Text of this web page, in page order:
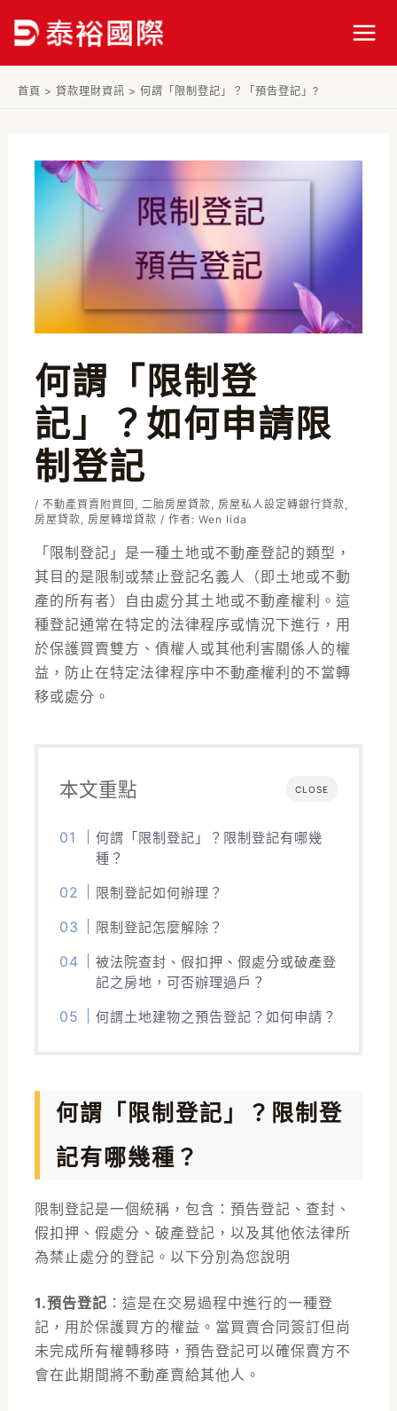
首頁 > 貸款理財資訊 > 何謂「限制登記」？「預告登記」?
何謂「限制登
記」？如何申請限
制登記
/ 不動產買賣附買回 二胎房屋貸款 房屋私人設定轉銀行貸款
房屋貸款
房屋轉增貸款 / 作者: Wen Iida
「限制登記」是一種土地或不動產登記的類型，
其目的是限制或禁止登記名義人（即土地或不動
產的所有者）自由處分其土地或不動產權利。這
種登記通常在特定的法律程序或情況下進行，用
於保護買賣雙方、債權人或其他利害關係人的權
益，防止在特定法律程序中不動產權利的不當轉
移或處分。
CLOSE
本文重點
何謂「限制登記」？限制登記有哪幾
種？
限制登記如何辦理？
限制登記怎麼解除？
被法院查封、假扣押、假處分或破產登
記之房地，可否辦理過戶？
何謂土地建物之預告登記？如何申請？
何謂「限制登記」？限制登
記有哪幾種？
限制登記是一個統稱，包含：預告登記、查封、
假扣押、假處分、破產登記，以及其他依法律所
為禁止處分的登記。以下分別為您說明
1.預告登記 ： 這是在交易過程中進行的一種登
記，用於保護買方的權益。當買賣合同簽訂但尚
未完成所有權轉移時，預告登記可以確保賣方不
會在此期間將不動產賣給其他人。
navigation